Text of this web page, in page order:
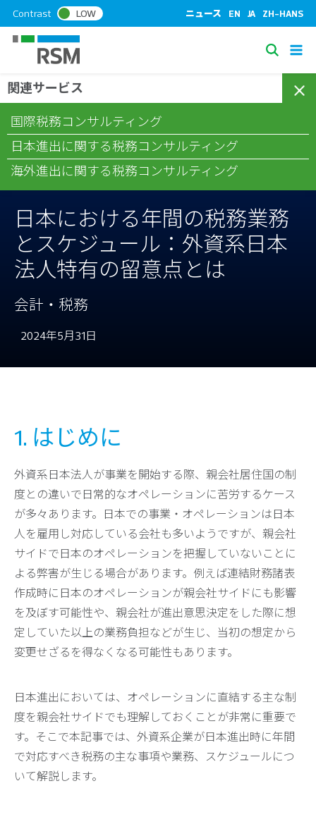
k
n
Contrast LOW ニュース EN JA ZH-HANS
S
c
ホーム/コラム
スケジュール：外資系日本法人特有の留意点とは
日本における年間の税務業務
とスケジュール：外資系日本
法人特有の留意点とは
会計・税務
2024年5月31日
1. はじめに
外資系日本法人が事業を開始する際、親会社居住国の制
度との違いで日常的なオペレーションに苦労するケース
が多々あります。日本での事業・オペレーションは日本
人を雇用し対応している会社も多いようですが、親会社
サイドで日本のオペレーションを把握していないことに
よる弊害が生じる場合があります。例えば連結財務諸表
作成時に日本のオペレーションが親会社サイドにも影響
を及ぼす可能性や、親会社が進出意思決定をした際に想
定していた以上の業務負担などが生じ、当初の想定から
変更せざるを得なくなる可能性もあります。
日本進出においては、オペレーションに直結する主な制
度を親会社サイドでも理解しておくことが非常に重要で
す。そこで本記事では、外資系企業が日本進出時に年間
で対応すべき税務の主な事項や業務、スケジュールにつ
いて解説します。
関連サービス
国際税務コンサルティング
日本進出に関する税務コンサルティング
海外進出に関する税務コンサルティング